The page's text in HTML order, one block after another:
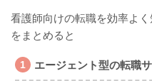
看護師向けの転職を効率よ
をまとめると
エージェント型の転職